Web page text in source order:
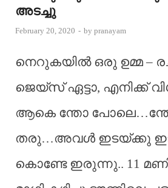
അടച്ചു
February 20, 2020 - by pranayam
നെറുകയിൽ ഒരു ഉമ്മ –
ജെയ്സ് ഏട്ടാ, എനിക്ക്
ആകെ ന്തോ
തരു…അവൾ ഇടയ്ക്കു
കൊണ്ടേ ഇരുന്നു.. 11